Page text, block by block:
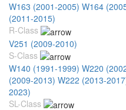
W163 (2001-2005) W164
(2011-2015)
R-Class
V251 (2009-2010)
S-Class
W140 (1991-1999) W220
(2009-2013) W222 (2013-
2023)
SL-Class